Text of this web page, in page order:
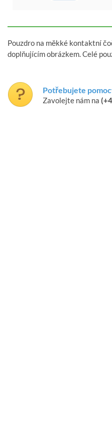
Pouzdro na měkké kontaktní
doplňujícím obrázkem. Celé
Potřebujete
Zavolejte nám na